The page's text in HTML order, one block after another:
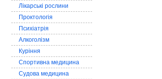
Лікарські рослини
Проктологія
Психіатрія
Алкоголізм
Куріння
Спортивна медицина
Судова медицина